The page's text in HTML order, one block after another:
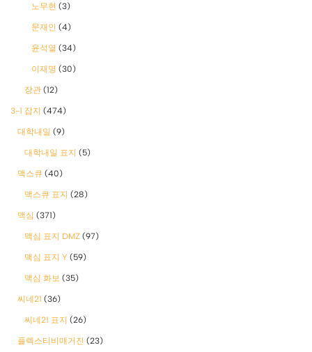
노무현 (3)
문재인 (4)
윤석열 (34)
이재명 (30)
장관 (12)
3-1 잡지 (474)
대학내일 (9)
대학내일 표지 (5)
맥스큐 (40)
맥스큐 표지 (28)
맥심 (371)
맥심 표지 DMZ (97)
맥심 표지 Y (59)
맥심 화보 (35)
씨네21 (36)
씨네21 표지 (26)
플렉스티비매거진 (23)